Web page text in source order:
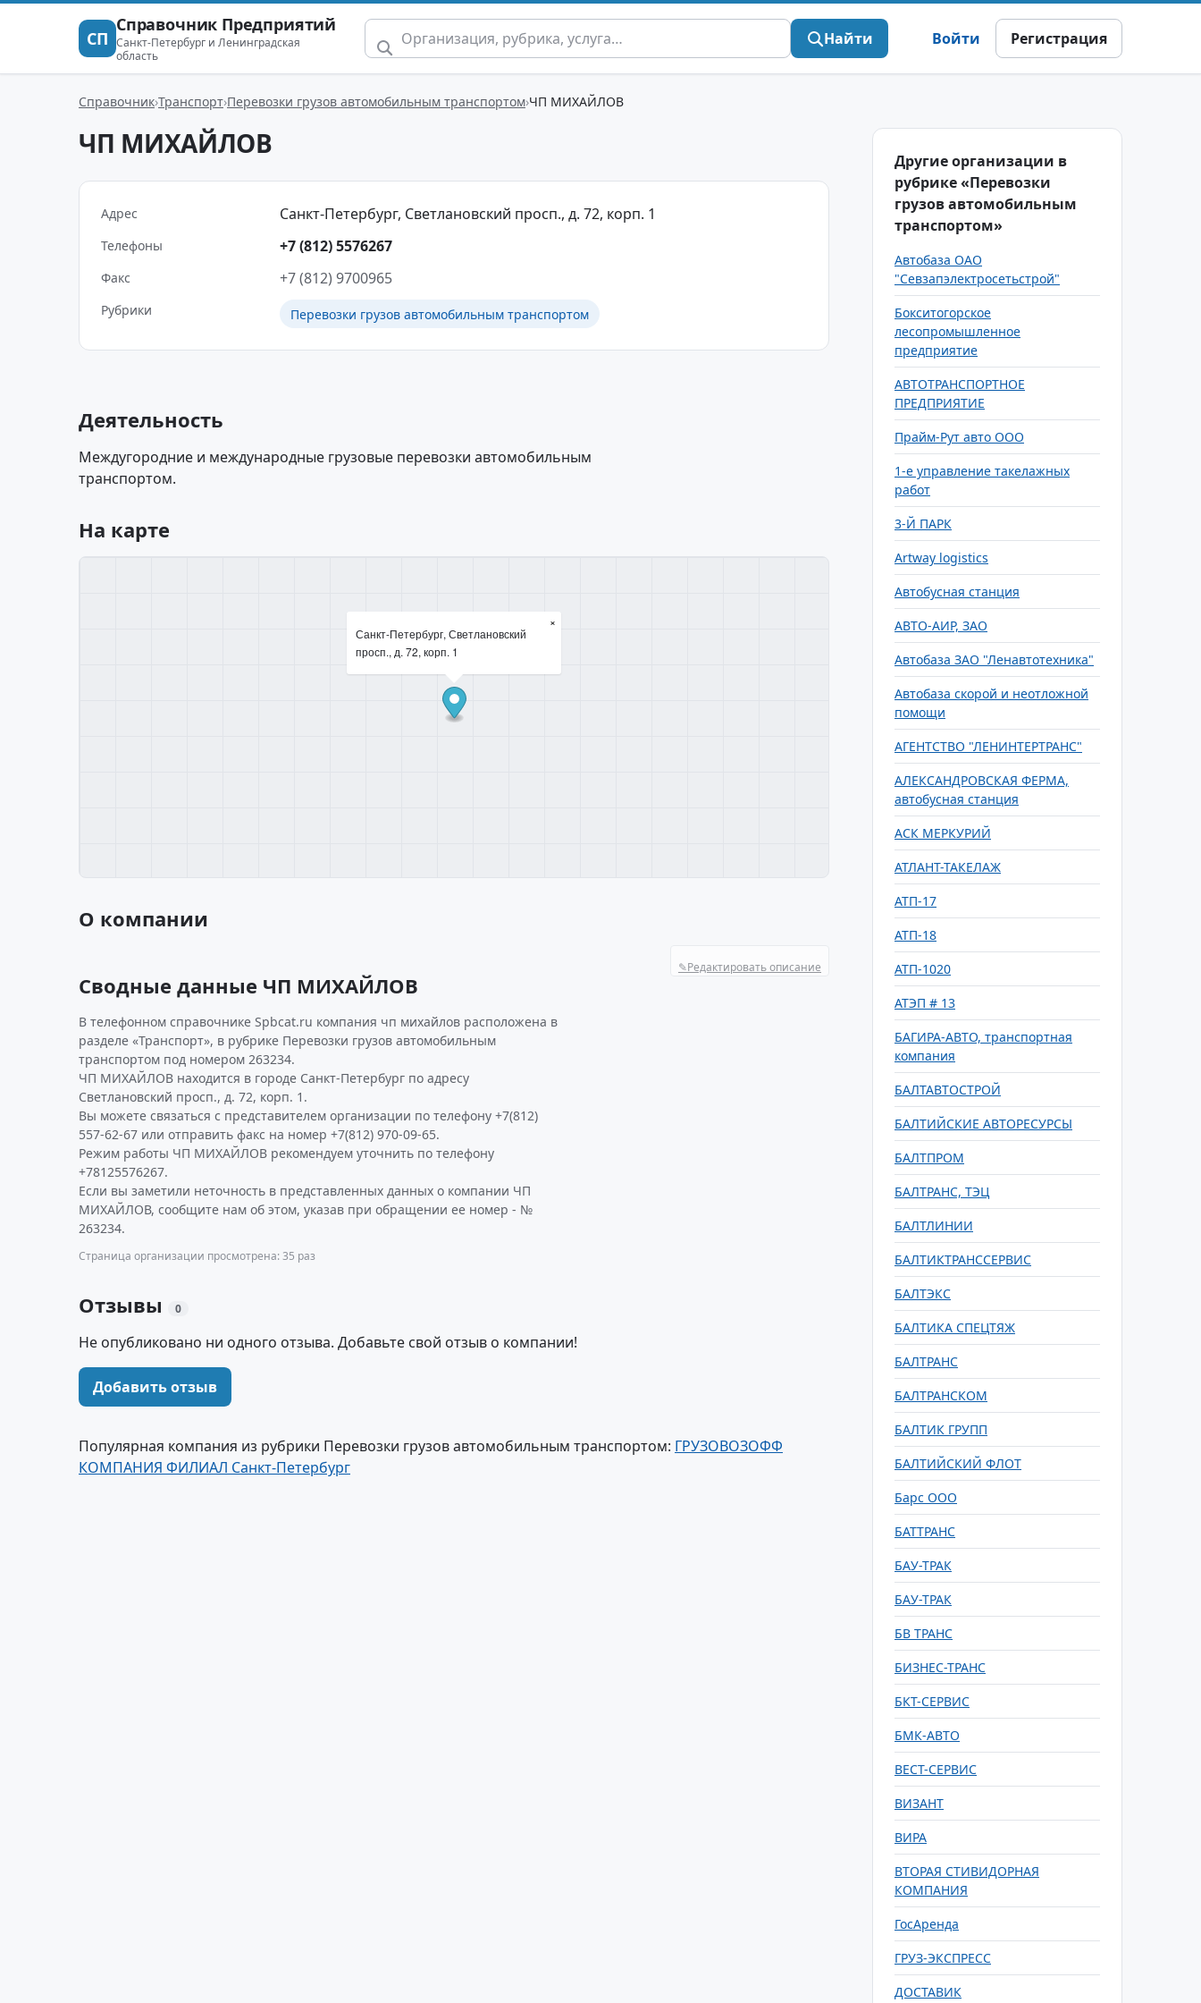
СП
Справочник Предприятий
Санкт-Петербург и Ленинградская
область
Найти Войти Регистрация
Справочник Транспорт Перевозки грузов автомобильным транспортом ЧП МИХАЙЛОВ
ЧП МИХАЙЛОВ
Адрес Санкт-Петербург, Светлановский просп., д. 72, корп. 1
Телефоны +7 (812) 5576267
Факс +7 (812) 9700965
Рубрики Перевозки грузов автомобильным транспортом
Деятельность
Междугородние и международные грузовые перевозки автомобильным
транспортом.
На карте
Санкт-Петербург, Светлановский
просп., д. 72, корп. 1
×
О компании
✎Редактировать описание
Сводные данные ЧП МИХАЙЛОВ
В телефонном справочнике Spbcat.ru компания чп михайлов расположена в
разделе «Транспорт», в рубрике Перевозки грузов автомобильным
транспортом под номером 263234.
ЧП МИХАЙЛОВ находится в городе Санкт-Петербург по адресу
Светлановский просп., д. 72, корп. 1.
Вы можете связаться с представителем организации по телефону +7(812)
557-62-67 или отправить факс на номер +7(812) 970-09-65.
Режим работы ЧП МИХАЙЛОВ рекомендуем уточнить по телефону
+78125576267.
Если вы заметили неточность в представленных данных о компании ЧП
МИХАЙЛОВ, сообщите нам об этом, указав при обращении ее номер - №
263234.
Страница организации просмотрена: 35 раз
Отзывы 0
Не опубликовано ни одного отзыва. Добавьте свой отзыв о компании!
Добавить отзыв
Популярная компания из рубрики Перевозки грузов автомобильным транспортом: ГРУЗОВОЗОФФ
КОМПАНИЯ ФИЛИАЛ Санкт-Петербург
Другие организации в
рубрике «Перевозки
грузов автомобильным
транспортом»
Автобаза ОАО
"Севзапэлектросетьстрой"
Бокситогорское
лесопромышленное
предприятие
АВТОТРАНСПОРТНОЕ
ПРЕДПРИЯТИЕ
Прайм-Рут авто ООО
1-е управление такелажных
работ
3-Й ПАРК
Artway logistics
Автобусная станция
АВТО-АИР, ЗАО
Автобаза ЗАО "Ленавтотехника"
Автобаза скорой и неотложной
помощи
АГЕНТСТВО "ЛЕНИНТЕРТРАНС"
АЛЕКСАНДРОВСКАЯ ФЕРМА,
автобусная станция
АСК МЕРКУРИЙ
АТЛАНТ-ТАКЕЛАЖ
АТП-17
АТП-18
АТП-1020
АТЭП # 13
БАГИРА-АВТО, транспортная
компания
БАЛТАВТОСТРОЙ
БАЛТИЙСКИЕ АВТОРЕСУРСЫ
БАЛТПРОМ
БАЛТРАНС, ТЭЦ
БАЛТЛИНИИ
БАЛТИКТРАНССЕРВИС
БАЛТЭКС
БАЛТИКА СПЕЦТЯЖ
БАЛТРАНС
БАЛТРАНСКОМ
БАЛТИК ГРУПП
БАЛТИЙСКИЙ ФЛОТ
Барс ООО
БАТТРАНС
БАУ-ТРАК
БАУ-ТРАК
БВ ТРАНС
БИЗНЕС-ТРАНС
БКТ-СЕРВИС
БМК-АВТО
ВЕСТ-СЕРВИС
ВИЗАНТ
ВИРА
ВТОРАЯ СТИВИДОРНАЯ
КОМПАНИЯ
ГосАренда
ГРУЗ-ЭКСПРЕСС
ДОСТАВИК